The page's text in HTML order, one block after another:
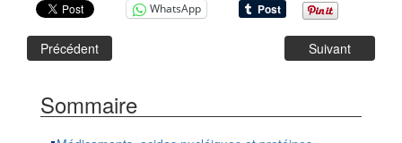
WhatsApp
Précédent Suivant
Sommaire